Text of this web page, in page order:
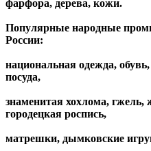
фарфора, дерева, кожи.
Популярные народные
России:
национальная одежда,
посуда,
знаменитая хохлома, гжель,
городецкая роспись,
матрешки, дымковские